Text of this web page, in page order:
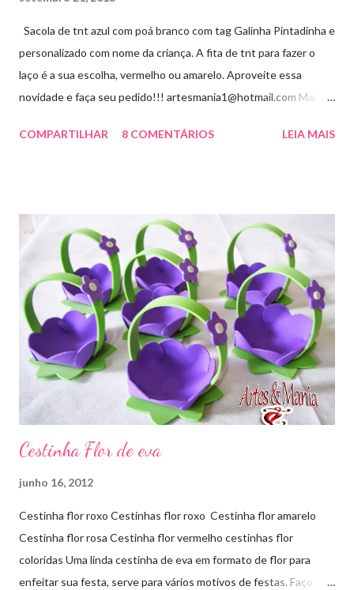
Sacola de tnt azul com poá branco com tag Galinha Pintadinha e
personalizado com nome da criança. A fita de tnt para fazer o
laço é a sua escolha, vermelho ou amarelo. Aproveite essa
novidade e faça seu pedido!!! artesmania1@hotmail.com Mais
COMPARTILHAR
8 COMENTÁRIOS LEIA MAIS
Cestinha Flor de eva
junho 16, 2012
Cestinha flor roxo Cestinhas flor roxo Cestinha flor amarelo
Cestinha flor rosa Cestinha flor vermelho cestinhas flor
coloridas Uma linda cestinha de eva em formato de flor para
enfeitar sua festa, serve para vários motivos de festas. Faço